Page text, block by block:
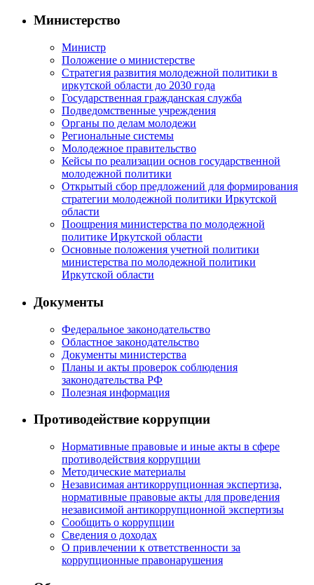
Министерство
Министр
Положение о министерстве
Стратегия развития молодежной политики в
иркутской области до 2030 года
Государственная гражданская служба
Подведомственные учреждения
Органы по делам молодежи
Региональные системы
Молодежное правительство
Кейсы по реализации основ государственной
молодежной политики
Открытый сбор предложений для формирования
стратегии молодежной политики Иркутской
области
Поощрения министерства по молодежной
политике Иркутской области
Основные положения учетной политики
министерства по молодежной политики
Иркутской области
Документы
Федеральное законодательство
Областное законодательство
Документы министерства
Планы и акты проверок соблюдения
законодательства РФ
Полезная информация
Противодействие коррупции
Нормативные правовые и иные акты в сфере
противодействия коррупции
Методические материалы
Независимая антикоррупционная экспертиза,
нормативные правовые акты для проведения
независимой антикоррупционной экспертизы
Сообщить о коррупции
Сведения о доходах
О привлечении к ответственности за
коррупционные правонарушения